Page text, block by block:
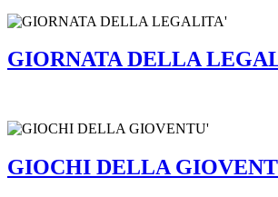
GIORNATA DELLA
GIOCHI DELLA